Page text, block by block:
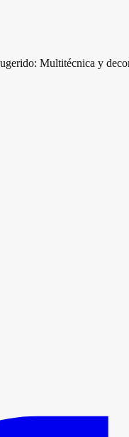
Multitécnica y